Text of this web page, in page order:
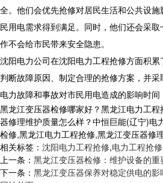
全。他们会优先抢修对居民生活和公共设
民用电需求得到满足。同时，他们还会采
作不会给市民带来安全隐患。
沈阳电力公司在沈阳电力工程抢修方面积
判断故障原因、制定合理的抢修方案，并
电力故障和事故对市民用电造成的影响时间
黑龙江变压器检修哪家好？黑龙江电力工
器修理维护质量怎么样？中恒巨能(辽宁)电
检修,黑龙江电力工程抢修,黑龙江变压器修
相关标签： 沈阳电力工程抢修,电力工程抢修
上一条： 黑龙江变压器检修：维护设备的重
下一条： 黑龙江变压器保养对稳定供电的影